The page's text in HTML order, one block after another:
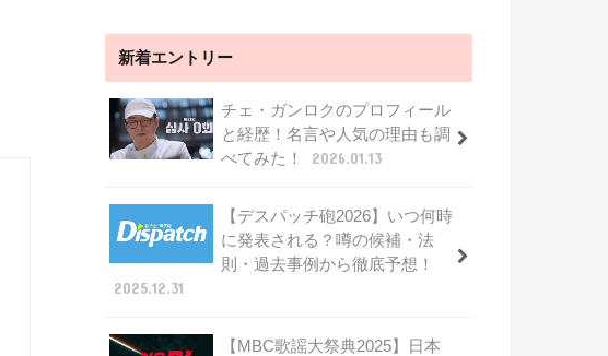
新着エントリー
チェ・ガンロクのプロフィール
と経歴！名言や人気の理由も調
べてみた！
2026.01.13
【デスパッチ砲2026】いつ何時
に発表される？噂の候補・法
則・過去事例から徹底予想！
2025.12.31
【MBC歌謡大祭典2025】日本